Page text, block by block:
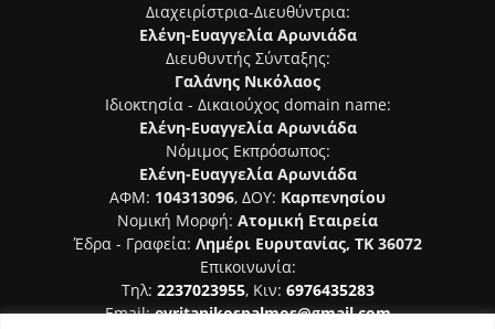
Διαχειρίστρια-Διευθύντρια:
Ελένη-Ευαγγελία Αρωνιάδα
Διευθυντής Σύνταξης:
Γαλάνης Νικόλαος
Ιδιοκτησία - Δικαιούχος domain name:
Ελένη-Ευαγγελία Αρωνιάδα
Νόμιμος Εκπρόσωπος:
Ελένη-Ευαγγελία Αρωνιάδα
ΑΦΜ: 104313096, ΔΟΥ: Καρπενησίου
Νομική Μορφή: Ατομική Εταιρεία
Έδρα - Γραφεία: Λημέρι Ευρυτανίας, ΤΚ 36072
Επικοινωνία:
Τηλ: 2237023955, Κιν: 6976435283
Email:evritanikospalmos@gmail.com